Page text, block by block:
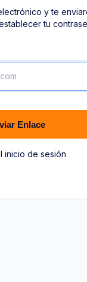
y te
tu
Enlace
inicio de sesión